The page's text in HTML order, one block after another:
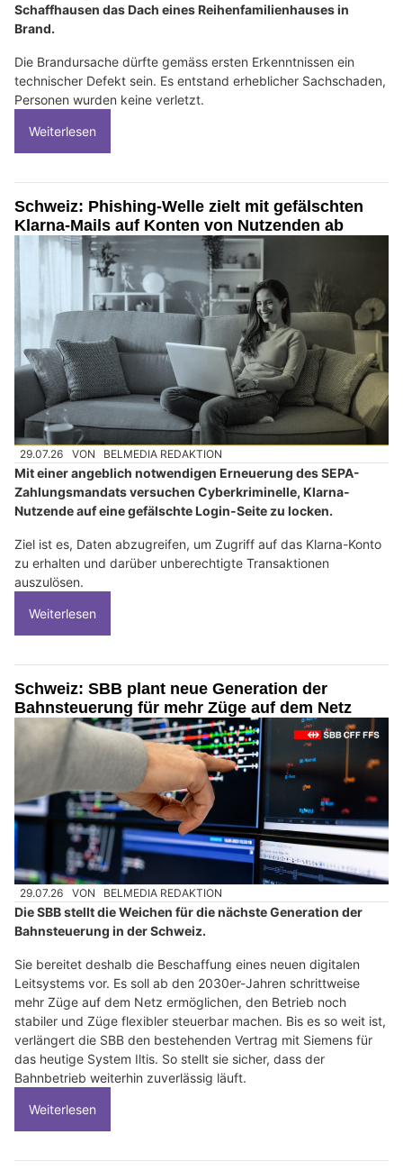
Schaffhausen das Dach eines Reihenfamilienhauses in
Brand.
Die Brandursache dürfte gemäss ersten Erkenntnissen ein
technischer Defekt sein. Es entstand erheblicher Sachschaden,
Personen wurden keine verletzt.
Weiterlesen
Schweiz: Phishing-Welle zielt mit gefälschten
Klarna-Mails auf Konten von Nutzenden ab
29.07.26 VON BELMEDIA REDAKTION
Mit einer angeblich notwendigen Erneuerung des SEPA-
Zahlungsmandats versuchen Cyberkriminelle, Klarna-
Nutzende auf eine gefälschte Login-Seite zu locken.
Ziel ist es, Daten abzugreifen, um Zugriff auf das Klarna-Konto
zu erhalten und darüber unberechtigte Transaktionen
auszulösen.
Weiterlesen
Schweiz: SBB plant neue Generation der
Bahnsteuerung für mehr Züge auf dem Netz
29.07.26 VON BELMEDIA REDAKTION
Die SBB stellt die Weichen für die nächste Generation der
Bahnsteuerung in der Schweiz.
Sie bereitet deshalb die Beschaffung eines neuen digitalen
Leitsystems vor. Es soll ab den 2030er-Jahren schrittweise
mehr Züge auf dem Netz ermöglichen, den Betrieb noch
stabiler und Züge flexibler steuerbar machen. Bis es so weit ist,
verlängert die SBB den bestehenden Vertrag mit Siemens für
das heutige System Iltis. So stellt sie sicher, dass der
Bahnbetrieb weiterhin zuverlässig läuft.
Weiterlesen